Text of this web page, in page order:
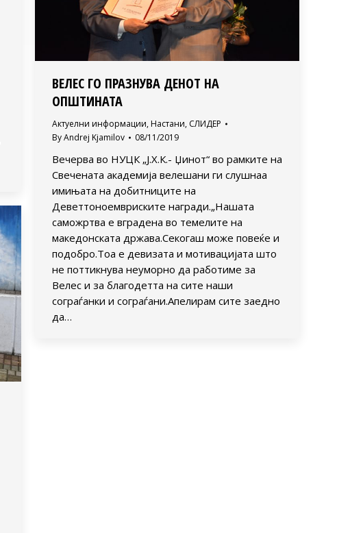
ВЕЛЕС ГО ПРАЗНУВА ДЕНОТ НА
ОПШТИНАТА
Актуелни информации, Настани, СЛИДЕР
ByAndrej Kjamilov 08/11/2019
Вечерва во НУЦК „Ј.Х.К.- Џинот“ во рамките на
Свечената академија велешани ги слушнаа
имињата на добитниците на
Деветтоноемвриските награди.„Нашата
саможртва е вградена во темелите на
македонската држава.Секогаш може повеќе и
подобро.Тоа е девизата и мотивацијата што
не поттикнува неуморно да работиме за
Велес и за благодетта на сите наши
сограѓанки и сограѓани.Апелирам сите заедно
да…